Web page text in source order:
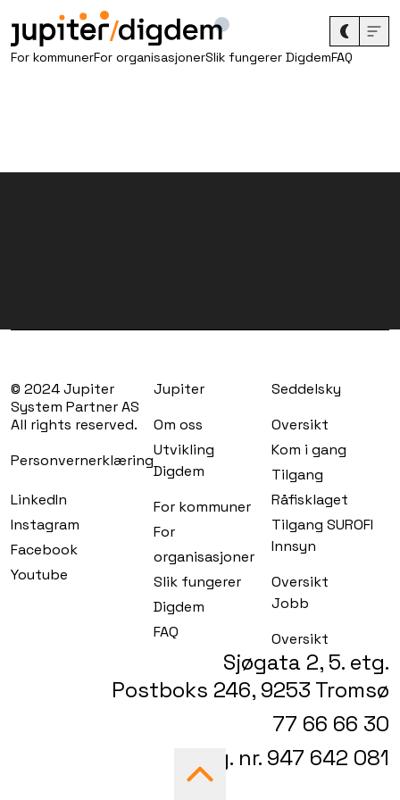
/
For kommunerFor organisasjonerSlik fungerer DigdemFAQ
© 2024 Jupiter
System Partner AS
All rights reserved.
Personvernerklæring
LinkedIn
Instagram
Facebook
Youtube
Jupiter
Om oss
Utvikling
Digdem
For kommuner
For
organisasjoner
Slik fungerer
Digdem
FAQ
Seddelsky
Oversikt
Kom i gang
Tilgang
Råfisklaget
Tilgang SUROFI
Innsyn
Oversikt
Jobb
Oversikt
Sjøgata 2, 5. etg.
Postboks 246, 9253 Tromsø
77 66 66 30
Org. nr. 947 642 081